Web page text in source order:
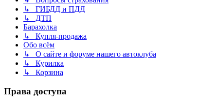
↳ ГИБДД и ПДД
↳ ДТП
Барахолка
↳ Купля-продажа
Обо всём
↳ О сайте и форуме нашего автоклуба
↳ Курилка
↳ Корзина
Права доступа